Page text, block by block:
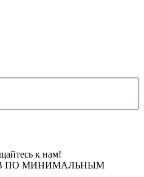
к нам!
ПО МИНИМАЛЬНЫМ